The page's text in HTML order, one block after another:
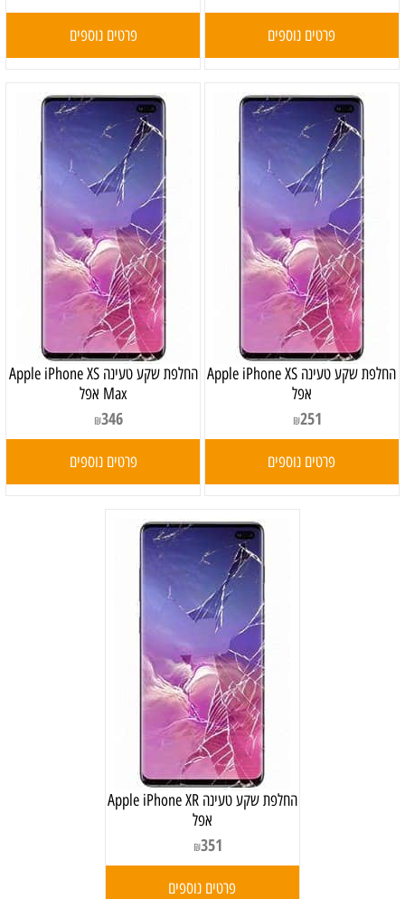
פרטים נוספים פרטים נוספים
‏החלפת שקע טעינה Apple iPhone XS
אפל
₪251
פרטים נוספים
‏החלפת שקע טעינה Apple iPhone XS
Max אפל
₪346
פרטים נוספים
‏החלפת שקע טעינה Apple iPhone XR
אפל
₪351
פרטים נוספים